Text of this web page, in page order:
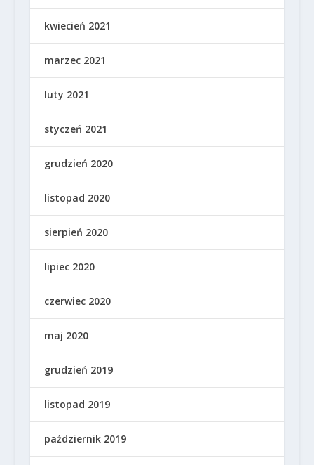
kwiecień 2021
marzec 2021
luty 2021
styczeń 2021
grudzień 2020
listopad 2020
sierpień 2020
lipiec 2020
czerwiec 2020
maj 2020
grudzień 2019
listopad 2019
październik 2019